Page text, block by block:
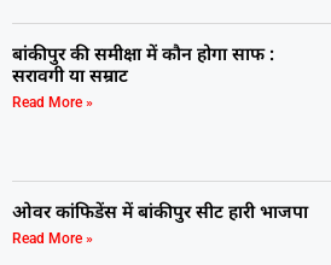
बांकीपुर की समीक्षा में कौन होगा साफ :
सरावगी या सम्राट
Read More »
ओवर कांफिडेंस में बांकीपुर सीट हारी भाजपा
Read More »